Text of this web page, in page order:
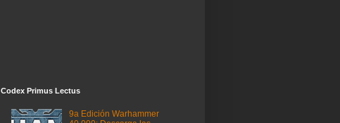
Codex Primus Lectus
9a Edición Warhammer